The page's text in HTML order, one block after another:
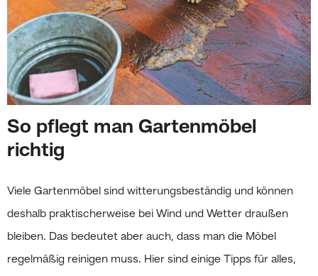
So pflegt man Gartenmöbel
richtig
Viele Gartenmöbel sind witterungsbeständig und können
deshalb praktischerweise bei Wind und Wetter draußen
bleiben. Das bedeutet aber auch, dass man die Möbel
regelmäßig reinigen muss. Hier sind einige Tipps für alles,